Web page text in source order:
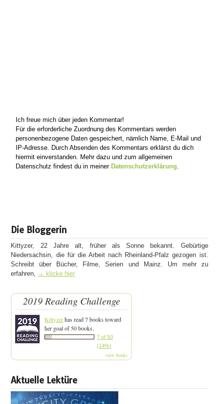
Ich freue mich über jeden Kommentar!
Für die erforderliche Zuordnung des Kommentars werden
personenbezogene Daten gespeichert, nämlich Name, E-Mail und
IP-Adresse. Durch Absenden des Kommentars erklärst du dich
hiermit einverstanden. Mehr dazu und zum allgemeinen
Datenschutz findest du in meiner Datenschutzerklärung.
Die Bloggerin
Kittyzer, 22 Jahre alt, früher als Sonne bekannt. Gebürtige
Niedersachsin, die für die Arbeit nach Rheinland-Pfalz gezogen ist.
Schreibt über Bücher, Filme, Serien und Mainz. Um mehr zu
erfahren, → klicke hier
2019 Reading Challenge
Kittyzerhas read 7 books toward
her goal of 50 books.
7 of 50
(14%)
view books
Aktuelle Lektüre